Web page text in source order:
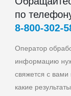
по
Оператор
информацию
свяжется с
какие